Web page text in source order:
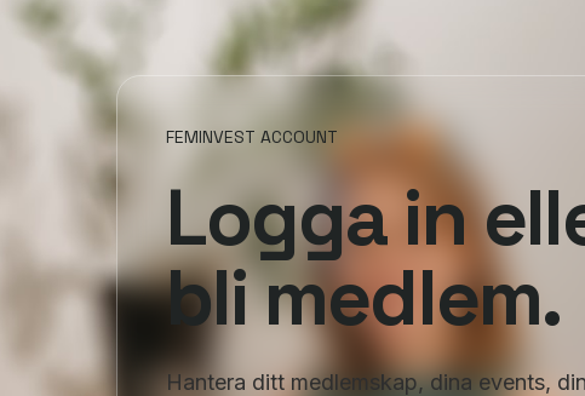
FEMINVEST ACCOUNT
Logga in
bli medlem.
Hantera ditt medlemskap, dina events,